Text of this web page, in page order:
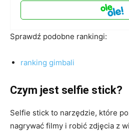
Sprawdź podobne rankingi:
ranking gimbali
Czym jest selfie stick?
Selfie stick to narzędzie, które
nagrywać filmy i robić zdjęcia z